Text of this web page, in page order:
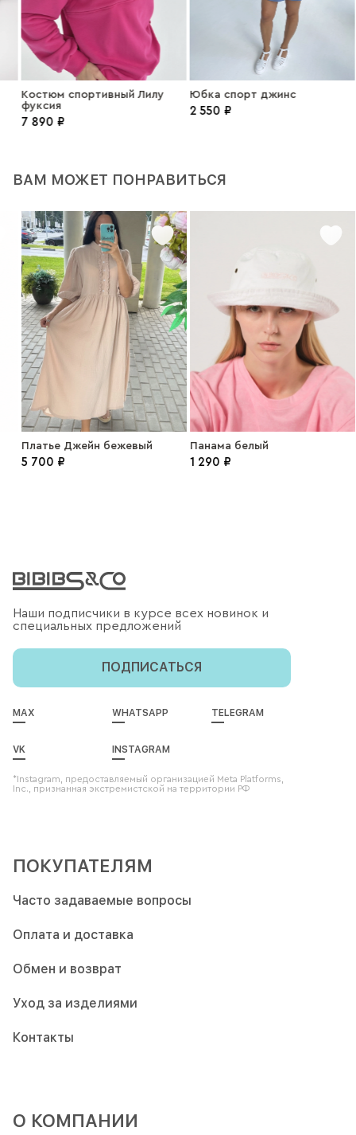
Костюм спортивный Лилу
фуксия
7 890 ₽
Юбка спорт джинс
2 550 ₽
ВАМ МОЖЕТ ПОНРАВИТЬСЯ
Платье Джейн бежевый
5 700 ₽
Панама белый
1 290 ₽
Наши подписчики в курсе всех новинок и
специальных предложений
ПОДПИСАТЬСЯ
MAX WHATSAPP TELEGRAM
VK INSTAGRAM
*Instagram, предоставляемый организацией Meta Platforms,
Inc., признанная экстремистской на территории РФ
ПОКУПАТЕЛЯМ
Часто задаваемые вопросы
Оплата и доставка
Обмен и возврат
Уход за изделиями
Контакты
О КОМПАНИИ